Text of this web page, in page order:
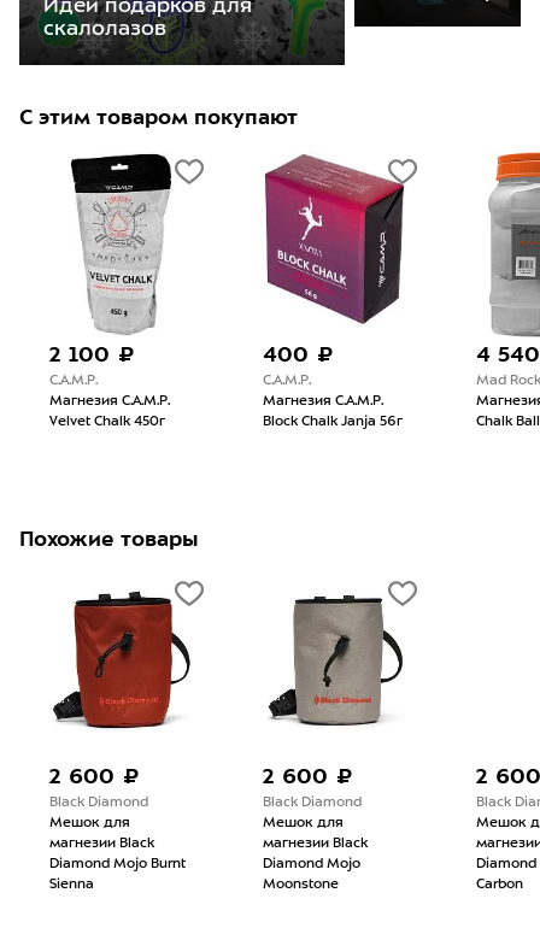
Идеи подарков для
скалолазов
С этим товаром покупают
2 100 ₽
C.A.M.P.
Магнезия C.A.M.P.
Velvet Chalk 450г
400 ₽
C.A.M.P.
Магнезия C.A.M.P.
Block Chalk Janja 56г
4
Mad Rock
Chalk
Похожие товары
2 600 ₽
Black Diamond
Мешок для
магнезии Black
Diamond Mojo Burnt
Sienna
2 600 ₽
Black Diamond
Мешок для
магнезии Black
Diamond Mojo
Moonstone
2
Black
Мешок
Diamond
Carbon